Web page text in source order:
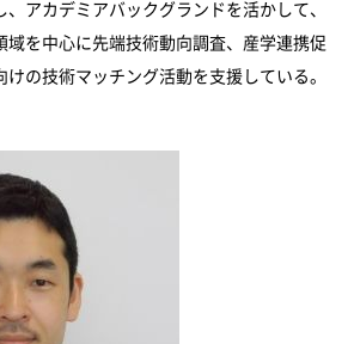
、アカデミアバックグランドを活かして、
域を中心に先端技術動向調査、産学連携促
の技術マッチング活動を支援している。